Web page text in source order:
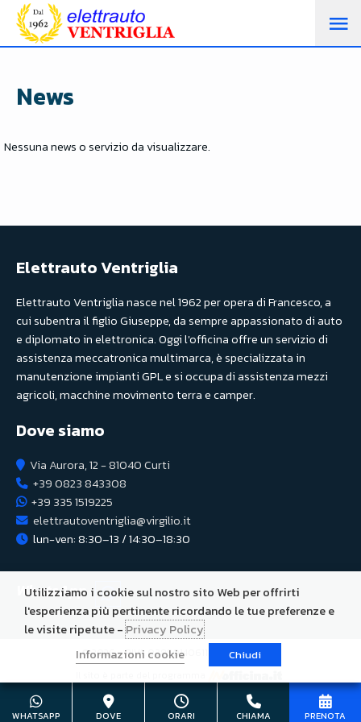
News
Nessuna news o servizio da visualizzare.
Elettrauto Ventriglia
Elettrauto Ventriglia nasce nel 1962 per opera di Francesco, a
cui subentra il figlio Giuseppe, da sempre appassionato di auto
e diplomato in elettronica. Oggi l'officina offre un servizio di
assistenza meccatronica multimarca, è specializzata in
manutenzione impianti GPL e si occupa di assistenza mezzi
agricoli, macchine movimento terra e camper.
Dove siamo
Via Aurora, 12 - 81040 Curti
+39 0823 843308
+39 335 1519225
elettrautoventriglia@virgilio.it
lun-ven: 8:30–13 / 14:30–18:30
WhatsApp
© 2026 - P.IVA 03850140611 -
Privacy Policy
WHATSAPP DOVE ORARI CHIAMA PRENOTA
Utilizziamo i cookie sul nostro sito Web per offrirti
l'esperienza più pertinente ricordando le tue preferenze e
le visite ripetute -Privacy Policy
Informazioni cookie
Chiudi